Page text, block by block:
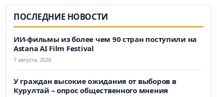
ПОСЛЕДНИЕ НОВОСТИ
ИИ-фильмы из более чем 90 стран поступили на
Astana AI Film Festival
7 августа, 2026
У граждан высокие ожидания от выборов в
Курултай – опрос общественного мнения